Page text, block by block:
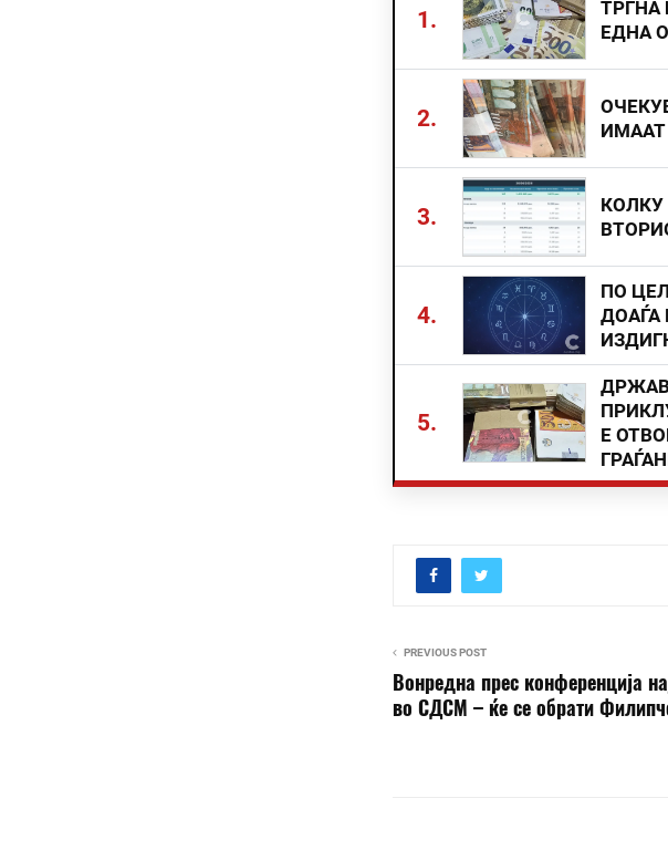
1.
ТРГНА
ЕДНА
2.
3.
4.
ПО
ДОАЃА
5.
Е
PREVIOUS POST
Вонредна прес конференција
во СДСМ – ќе се обрати